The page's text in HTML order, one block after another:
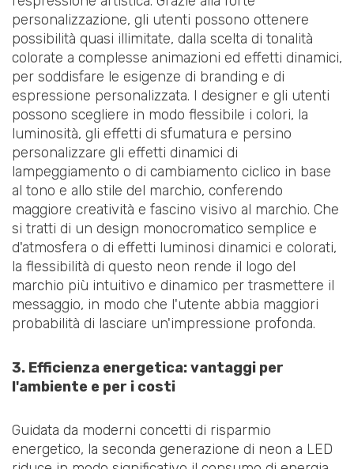
personalizzazione, gli utenti possono ottenere
possibilità quasi illimitate, dalla scelta di tonalità
colorate a complesse animazioni ed effetti dinamici,
per soddisfare le esigenze di branding e di
espressione personalizzata. I designer e gli utenti
possono scegliere in modo flessibile i colori, la
luminosità, gli effetti di sfumatura e persino
personalizzare gli effetti dinamici di
lampeggiamento o di cambiamento ciclico in base
al tono e allo stile del marchio, conferendo
maggiore creatività e fascino visivo al marchio. Che
si tratti di un design monocromatico semplice e
d'atmosfera o di effetti luminosi dinamici e colorati,
la flessibilità di questo neon rende il logo del
marchio più intuitivo e dinamico per trasmettere il
messaggio, in modo che l'utente abbia maggiori
probabilità di lasciare un'impressione profonda.
3. Efficienza energetica: vantaggi per
l'ambiente e per i costi
Guidata da moderni concetti di risparmio
energetico, la seconda generazione di neon a LED